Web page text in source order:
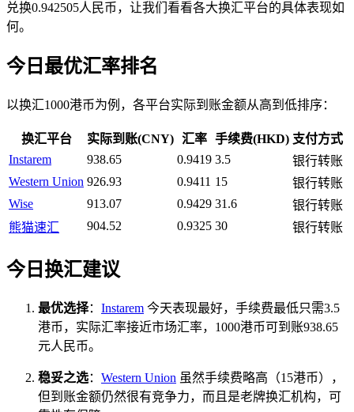
兑换0.942505人民币，让我们看看各大换汇平台的具体表现如
何。
今日最优汇率排名
以换汇1000港币为例，各平台实际到账金额从高到低排序：
换汇平台 实际到账(CNY) 汇率 手续费(HKD) 支付方式
Instarem
938.65 0.9419 3.5
银行转账
Western Union 926.93 0.9411 15
银行转账
Wise
913.07 0.9429 31.6
银行转账
熊猫速汇
904.52 0.9325 30 银行转账
今日换汇建议
最优选择： Instarem 今天表现最好，手续费最低只需3.5
港币，实际汇率接近市场汇率，1000港币可到账938.65
元人民币。
稳妥之选： Western Union 虽然手续费略高（15港币），
但到账金额仍然很有竞争力，而且是老牌换汇机构，可